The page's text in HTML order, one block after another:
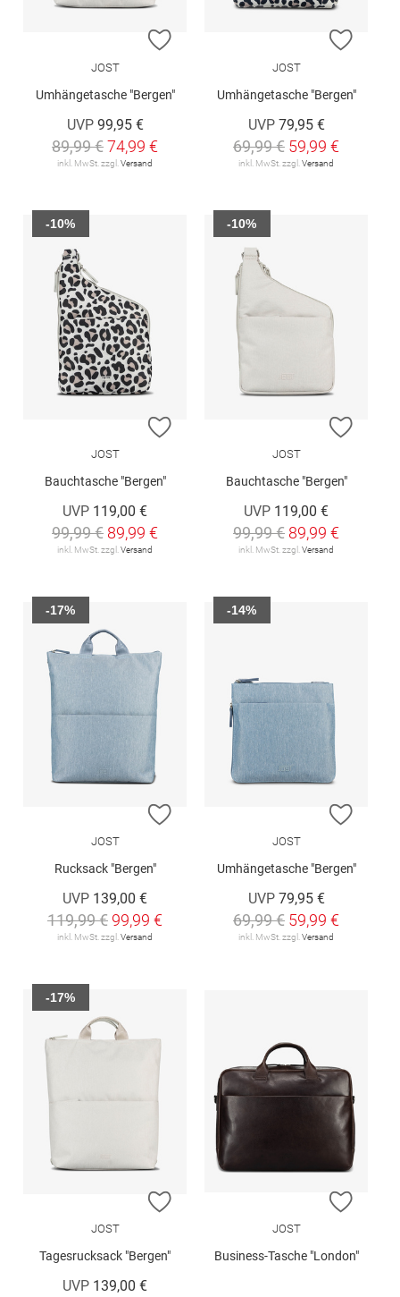
ZUR WUNSCHLISTE HINZUFÜGEN
JOST
Umhängetasche "Bergen"
UVP 99,95 €
89,99 €74,99 €
inkl. MwSt. zzgl. Versand
ZUR
JOST
Umhängetasche "Bergen"
UVP 79,95 €
69,99 € 59,99 €
inkl. MwSt. zzgl. Versand
ZUR WUNSCHLISTE HINZUFÜGEN
JOST
Bauchtasche "Bergen"
UVP 119,00 €
99,99 € 89,99 €
inkl. MwSt. zzgl.Versand
-10%
ZUR
JOST
Bauchtasche "Bergen"
UVP 119,00 €
99,99 € 89,99 €
inkl. MwSt. zzgl.Versand
-10%
ZUR WUNSCHLISTE HINZUFÜGEN
JOST
Rucksack "Bergen"
UVP 139,00 €
119,99 € 99,99 €
inkl. MwSt. zzgl.Versand
-17%
ZUR
JOST
Umhängetasche "Bergen"
UVP 79,95 €
69,99 € 59,99 €
inkl. MwSt. zzgl.Versand
-14%
ZUR WUNSCHLISTE HINZUFÜGEN
JOST
Tagesrucksack "Bergen"
UVP 139,00 €
-17%
ZUR
JOST
Business-Tasche "London"